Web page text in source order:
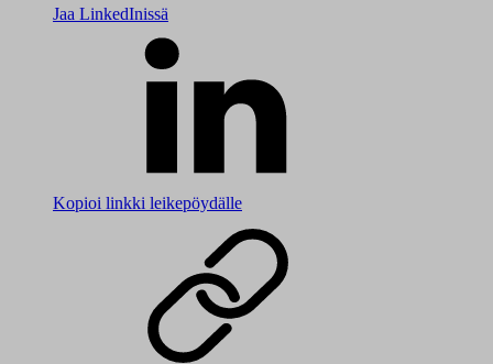
Jaa LinkedInissä
Kopioi linkki leikepöydälle